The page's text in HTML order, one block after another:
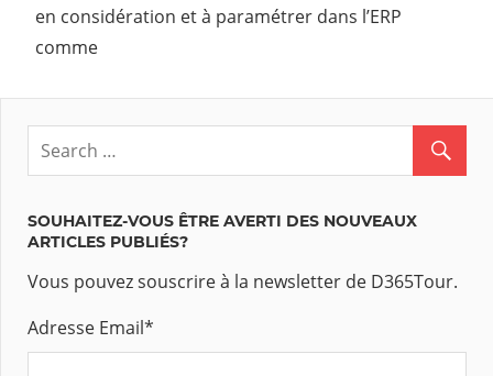
en considération et à paramétrer dans l’ERP
comme
SOUHAITEZ-VOUS ÊTRE AVERTI DES NOUVEAUX
ARTICLES PUBLIÉS?
Vous pouvez souscrire à la newsletter de D365Tour.
Adresse Email*